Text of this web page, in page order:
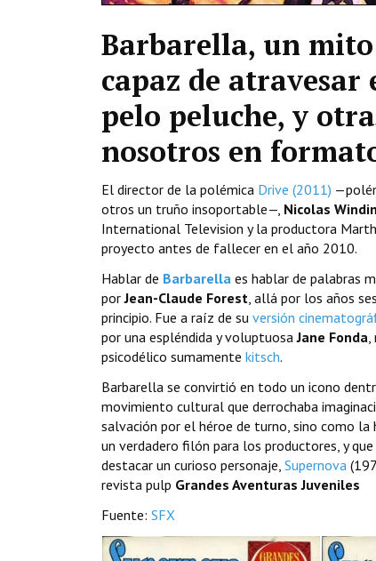
Barbarella, un
capaz de atravesar
pelo peluche, y
nosotros en
El director de la polémica Drive (2011)
otros un truño insoportable—, Nicolas
International Television y la productora
proyecto antes de fallecer en el año 2010.
Hablar de Barbarella es hablar de palabras
porJean-Claude Forest, allá por los años
principio. Fue a raíz de su versión
por una espléndida y voluptuosaJane Fonda,
psicodélico sumamente kitsch.
Barbarella se convirtió en todo un icono
movimiento cultural que derrochaba
salvación por el héroe de turno, sino como la
un verdadero filón para los productores, y
destacar un curioso personaje, Supernova
revista pulp Grandes Aventuras Juveniles
Fuente: SFX